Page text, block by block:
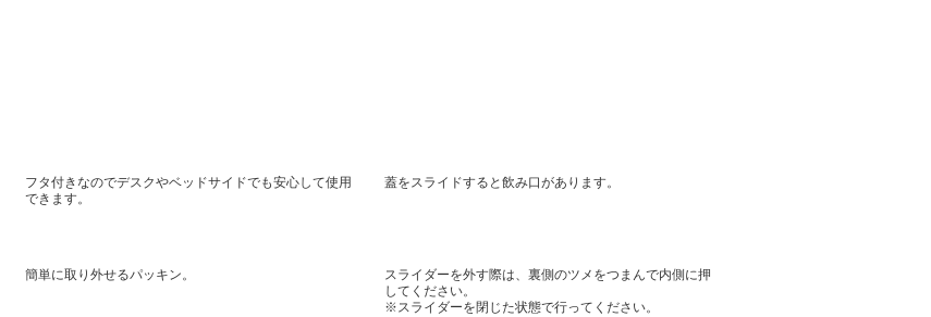
フタ付きなのでデスクやベッドサイドでも安心して使用
できます。
蓋をスライドすると飲み口があります。
簡単に取り外せるパッキン。
スライダーを外す際は、裏側のツメをつまんで内側に押
してください。
※スライダーを閉じた状態で行ってください。